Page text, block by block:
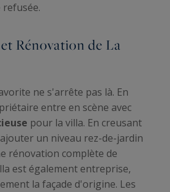
refusée.
Rénovation de La
ne s'arrête pas là. En
entre en scène avec
pour la villa. En creusant
un niveau rez-de-jardin
rénovation complète de
est également entreprise,
la façade d'origine. Les